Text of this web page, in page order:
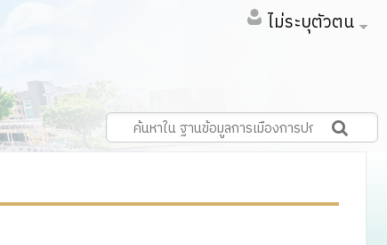
ไม่ระบุตัวตน